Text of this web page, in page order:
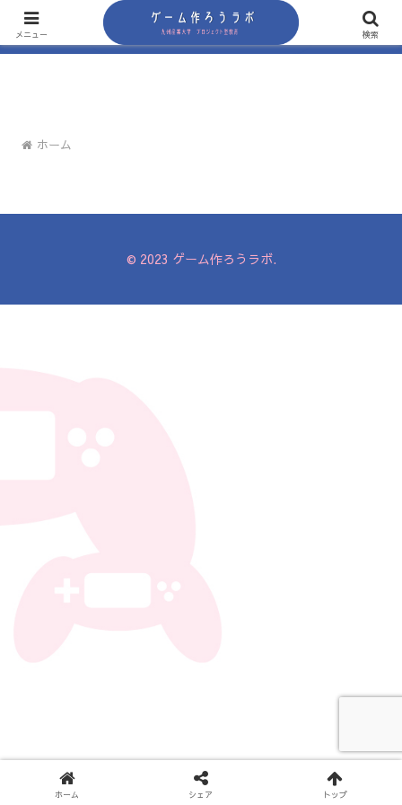
ホーム
© 2023 ゲーム作ろうラボ.
メニュー 検索
ホーム シェア トップ